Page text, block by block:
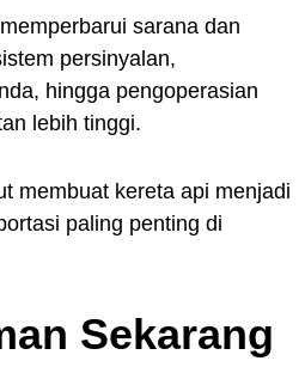
sarana dan
persinyalan,
hingga pengoperasian
lebih tinggi.
membuat kereta api menjadi
paling penting di
Sekarang